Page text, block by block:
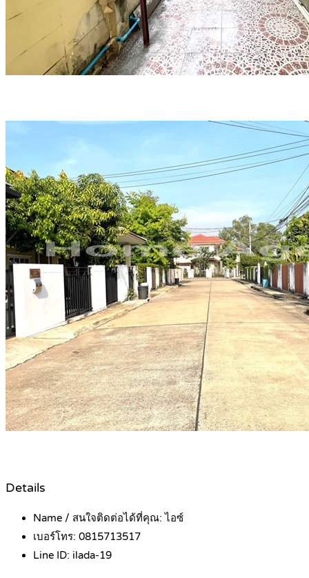
Details
Name / สนใจติดต่อได้ที่คุณ: ไอซ์
เบอร์โทร: 0815713517
Line ID: ilada-19